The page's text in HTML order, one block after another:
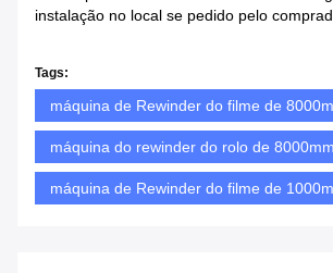
instalação no local se pedido pelo
Tags:
máquina de Rewinder do filme de
máquina do rewinder do rolo de 8000mm
máquina de Rewinder do filme de